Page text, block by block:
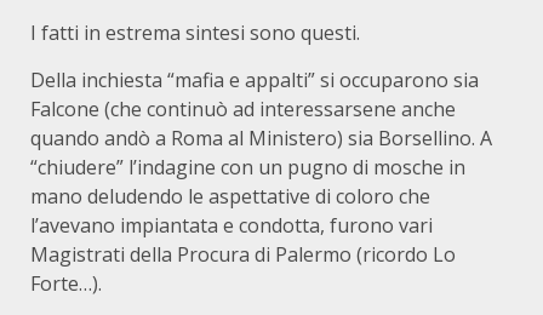
I fatti in estrema sintesi sono questi.
Della inchiesta “mafia e appalti” si occuparono sia
Falcone (che continuò ad interessarsene anche
quando andò a Roma al Ministero) sia Borsellino. A
“chiudere” l’indagine con un pugno di mosche in
mano deludendo le aspettative di coloro che
l’avevano impiantata e condotta, furono vari
Magistrati della Procura di Palermo (ricordo Lo
Forte…).